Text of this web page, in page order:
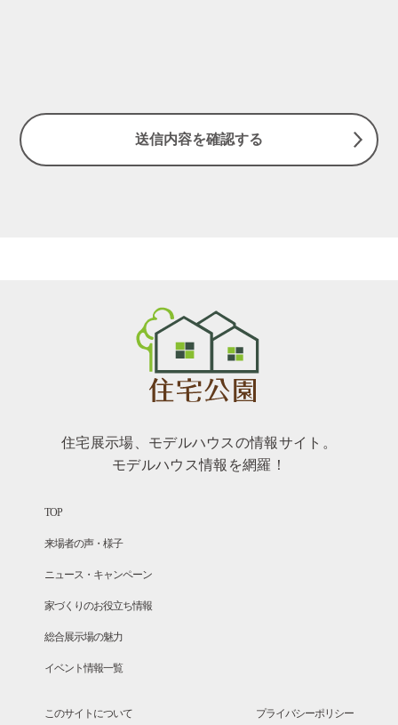
住宅展示場、モデルハウスの情報サイト。
モデルハウス情報を網羅！
TOP
来場者の声・様子
ニュース・キャンペーン
家づくりのお役立ち情報
総合展示場の魅力
イベント情報一覧
このサイトについて プライバシーポリシー